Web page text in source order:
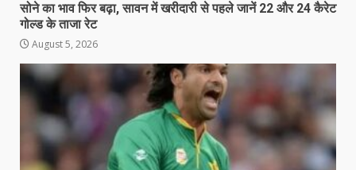
सोने का भाव फिर बढ़ा, सावन में खरीदारी से पहले जानें 22 और 24 कैरेट
गोल्ड के ताजा रेट
August 5, 2026